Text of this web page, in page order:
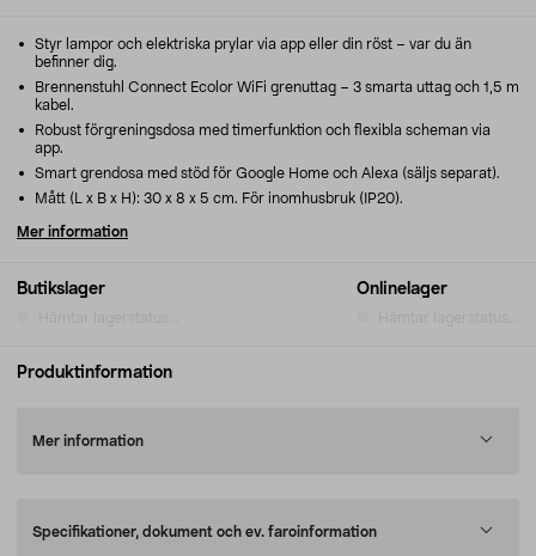
Butikslager Onlinelager
Styr lampor och elektriska prylar via app eller din röst – var du än
befinner dig.
Brennenstuhl Connect Ecolor WiFi grenuttag – 3 smarta uttag och 1,5 m
kabel.
Robust förgreningsdosa med timerfunktion och flexibla scheman via
app.
Smart grendosa med stöd för Google Home och Alexa (säljs separat).
Mått (L x B x H): 30 x 8 x 5 cm. För inomhusbruk (IP20).
Mer information
Produktinformation
Mer information
Specifikationer, dokument och ev. faroinformation